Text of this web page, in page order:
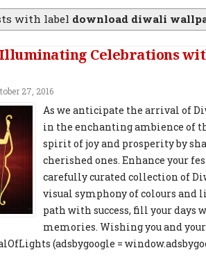
with label download diwali
Celebrations
27, 2016
As we anticipate the arrival of
in the enchanting ambience of
spirit of joy and prosperity by
cherished ones. Enhance your
carefully curated collection of
visual symphony of colours
path with success, fill your days
memories. Wishing you and your
(adsbygoogle =